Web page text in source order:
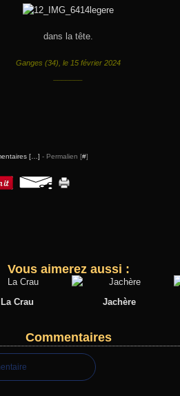
dans la tête.
Ganges (34), le 15 février 2024
[ ] - Permalien [#]
Vous aimerez aussi :
La Crau Jachère
Commentaires